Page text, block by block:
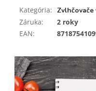
Kategória:
Zvlhčovače
Záruka:
2 roky
EAN: